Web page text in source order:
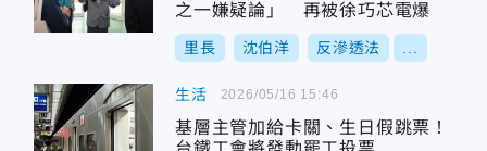
之一嫌疑論」 再被徐巧芯電爆
里長 沈伯洋 反滲透法
生活
基層主管加給卡關、生日假跳票！
2026/05/16 15:46